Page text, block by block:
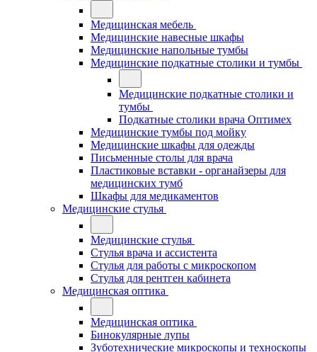
Медицинская мебель
Медицинские навесные шкафы
Медицинские напольные тумбы
Медицинские подкатные столики и тумбы
Медицинские подкатные столики и
тумбы
Подкатные столики врача Оптимех
Медицинские тумбы под мойку
Медицинские шкафы для одежды
Письменные столы для врача
Пластиковые вставки - органайзеры для
медицинских тумб
Шкафы для медикаментов
Медицинские стулья
Медицинские стулья
Стулья врача и ассистента
Стулья для работы с микроскопом
Стулья для рентген кабинета
Медицинская оптика
Медицинская оптика
Бинокулярные лупы
Зуботехнические микроскопы и техноскопы